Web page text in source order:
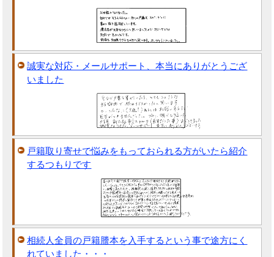
誠実な対応・メールサポート、本当にありがとうござ
いました
戸籍取り寄せで悩みをもっておられる方がいたら紹介
するつもりです
相続人全員の戸籍謄本を入手するという事で途方にく
れていました・・・